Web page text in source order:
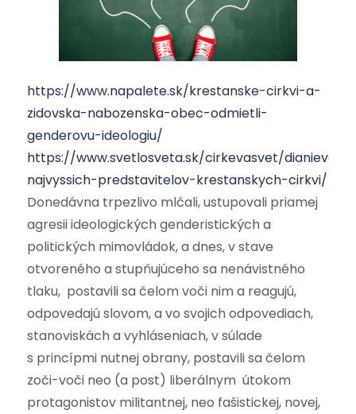
https://www.napalete.sk/krestanske-cirkvi-a-
zidovska-nabozenska-obec-odmietli-
genderovu-ideologiu/
https://www.svetlosveta.sk/cirkevasvet/
najvyssich-predstavitelov-krestanskych-cirkvi/
Donedávna trpezlivo mlčali, ustupovali priamej
agresii ideologických genderistických a
politických mimovládok, a dnes, v stave
otvoreného a stupňujúceho sa nenávistného
tlaku, postavili sa čelom voči nim a reagujú,
odpovedajú slovom, a vo svojich odpovediach,
stanoviskách a vyhláseniach, v súlade
s princípmi nutnej obrany, postavili sa čelom
zoči-voči neo (a post) liberálnym útokom
protagonistov militantnej, neo fašistickej, novej,